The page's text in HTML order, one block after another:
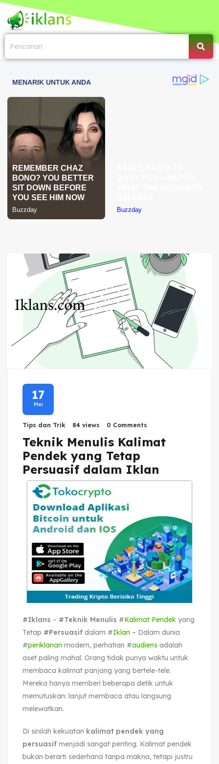
17
Mei
Tips dan Trik 84 views 0 Comments
Teknik Menulis Kalimat
Pendek yang Tetap
Persuasif dalam Iklan
#Iklans – #Teknik Menulis #Kalimat Pendek yang
Tetap #Persuasif dalam #Iklan – Dalam dunia
#periklanan modern, perhatian #audiens adalah
aset paling mahal. Orang tidak punya waktu untuk
membaca kalimat panjang yang bertele-tele.
Mereka hanya memberi beberapa detik untuk
memutuskan: lanjut membaca atau langsung
melewatkan.
Di sinilah kekuatan kalimat pendek yang
persuasif menjadi sangat penting. Kalimat pendek
bukan berarti sederhana tanpa makna, tetapi justru